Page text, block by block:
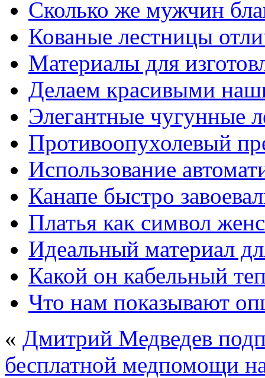
Сколько же мужчин
Кованые лестницы
Материалы для
Делаем красивыми
Элегантные чугунные
Противоопухолевый
Использование
Канапе быстро
Платья как символ
Идеальный материал
Какой он кабельный
Что нам показывают
« Дмитрий Медведев
бесплатной медпомощи